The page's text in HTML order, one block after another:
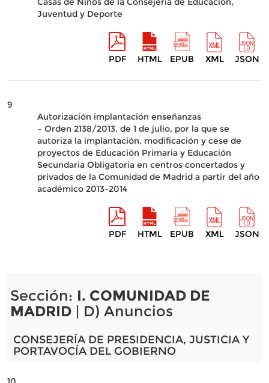
Juventud y Deporte
PDF HTML EPUB XML JSON
9
Autorización implantación enseñanzas
– Orden 2138/2013, de 1 de julio, por la que se
autoriza la implantación, modificación y cese de
proyectos de Educación Primaria y Educación
Secundaria Obligatoria en centros concertados y
privados de la Comunidad de Madrid a partir del año
académico 2013-2014
PDF HTML EPUB XML JSON
Sección: I. COMUNIDAD DE
MADRID| D) Anuncios
CONSEJERÍA DE PRESIDENCIA, JUSTICIA Y
PORTAVOCÍA DEL GOBIERNO